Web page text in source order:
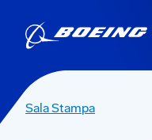
Sala Stampa